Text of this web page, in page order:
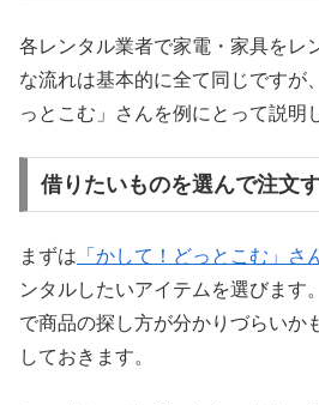
各レンタル業者で家電・家具をレ
な流れは基本的に全て同じですが
っとこむ」さんを例にとって説明
借りたいものを選んで注文
まずは 「かして！どっとこむ」さ
ンタルしたいアイテムを選びます
で商品の探し方が分かりづらいか
しておきます。